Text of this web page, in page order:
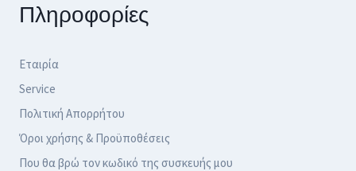
Πληροφορίες
Εταιρία
Service
Πολιτική Απορρήτου
Όροι χρήσης & Προϋποθέσεις
Που θα βρώ τον κωδικό της συσκευής μου